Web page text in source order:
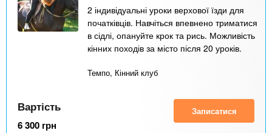
2 індивідуальні уроки верхової їзди для
початківців. Навчіться впевнено триматися
в сідлі, опануйте крок та рись. Можливість
кінних походів за місто після 20 уроків.
Темпо, Кінний клуб
Вартість
6 300 грн
Записатися